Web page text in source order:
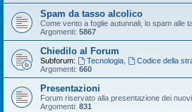
Spam da tasso alcolico
Come vento a foglie autunnali, lo spam alle
Argomenti: 5867
Chiedilo al Forum
Subforum: Tecnologia,
Codice della
Argomenti: 660
Presentazioni
Forum riservato alla presentazione dei
Argomenti: 831